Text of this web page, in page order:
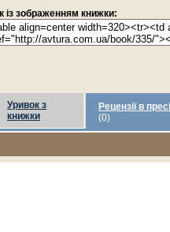
із зображенням книжки:
Уривок з
книжки
Рецензії в пресі
(0)